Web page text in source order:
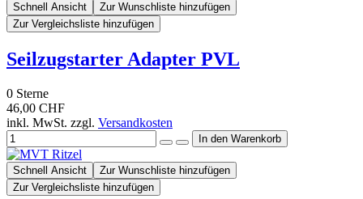
Schnell Ansicht
Zur Wunschliste hinzufügen
Zur Vergleichsliste hinzufügen
Seilzugstarter Adapter PVL
0 Sterne
46,00 CHF
inkl. MwSt. zzgl. Versandkosten
Schnell Ansicht
Zur Wunschliste hinzufügen
Zur Vergleichsliste hinzufügen